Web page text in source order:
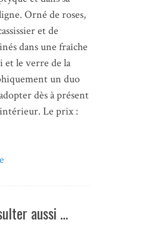
Orné de roses,
et de
dans une fraîche
et le verre de la
un duo
dès à présent
Le prix :
aussi …